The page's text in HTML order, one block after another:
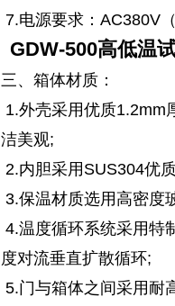
7.电源要求：AC380V
GDW-500高低温
三、箱体材质：
1.外壳采用优质1.2mm
洁美观;
2.内胆采用SUS304优
3.保温材质选用高密度
4.温度循环系统采用特
度对流垂直扩散循环;
5.门与箱体之间采用耐